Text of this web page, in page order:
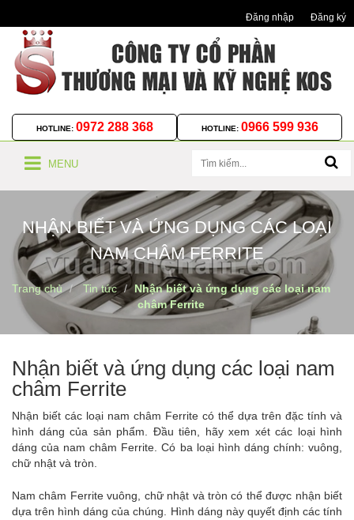
Đăng nhập Đăng ký
HOTLINE: 0972 288 368 HOTLINE: 0966 599 936
MENU
NHẬN BIẾT VÀ ỨNG DỤNG CÁC LOẠI
NAM CHÂM FERRITE
Trang chủ Tin tức
Nhận biết và ứng dụng các loại nam
châm Ferrite
Nhận biết và ứng dụng các loại nam
châm Ferrite
Nhận biết các loại nam châm Ferrite có thể dựa trên đặc tính và
hình dáng của sản phẩm. Đầu tiên, hãy xem xét các loại hình
dáng của nam châm Ferrite. Có ba loại hình dáng chính: vuông,
chữ nhật và tròn.
Nam châm Ferritevuông, chữ nhật và tròn có thể được nhận biết
dựa trên hình dáng của chúng. Hình dáng này quyết định các tính